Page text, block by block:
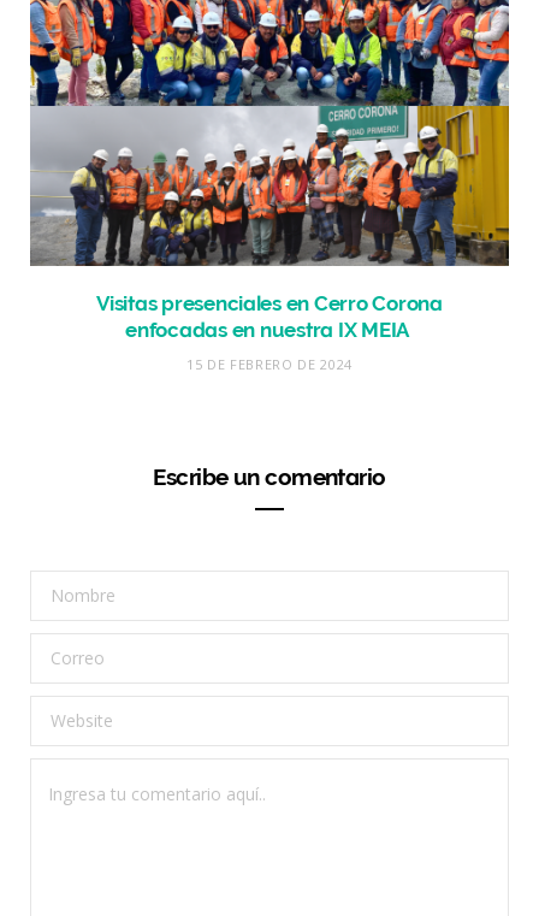
Visitas presenciales en Cerro Corona
enfocadas en nuestra IX MEIA
15 DE FEBRERO DE 2024
Escribe un comentario